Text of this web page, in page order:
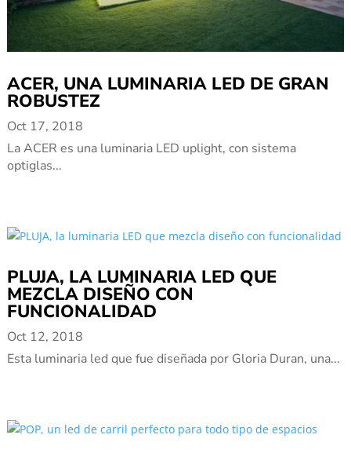
ACER, UNA LUMINARIA LED DE GRAN
ROBUSTEZ
Oct 17, 2018
La ACER es una luminaria LED uplight, con sistema
optiglas...
PLUJA, LA LUMINARIA LED QUE
MEZCLA DISEÑO CON
FUNCIONALIDAD
Oct 12, 2018
Esta luminaria led que fue diseñada por Gloria Duran, una...